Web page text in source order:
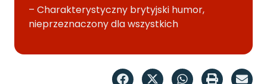
– Charakterystyczny brytyjski humor,
nieprzeznaczony dla wszystkich